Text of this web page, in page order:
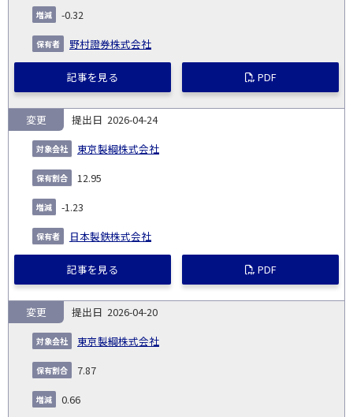
-0.32
野村證券株式会社
記事を見る PDF
2026-04-24
東京製綱株式会社
変更
12.95
-1.23
日本製鉄株式会社
記事を見る PDF
2026-04-20
東京製綱株式会社
変更
7.87
0.66